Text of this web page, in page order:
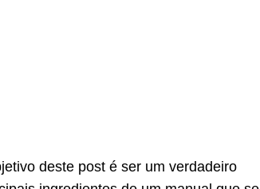
deste post é ser um verdadeiro